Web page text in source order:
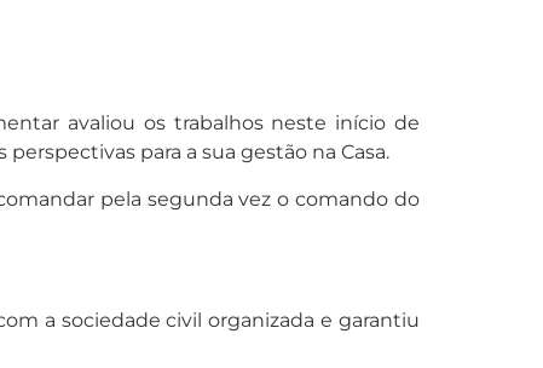
avaliou os trabalhos neste início de
para a sua gestão na Casa.
pela segunda vez o comando do
a sociedade civil organizada e garantiu